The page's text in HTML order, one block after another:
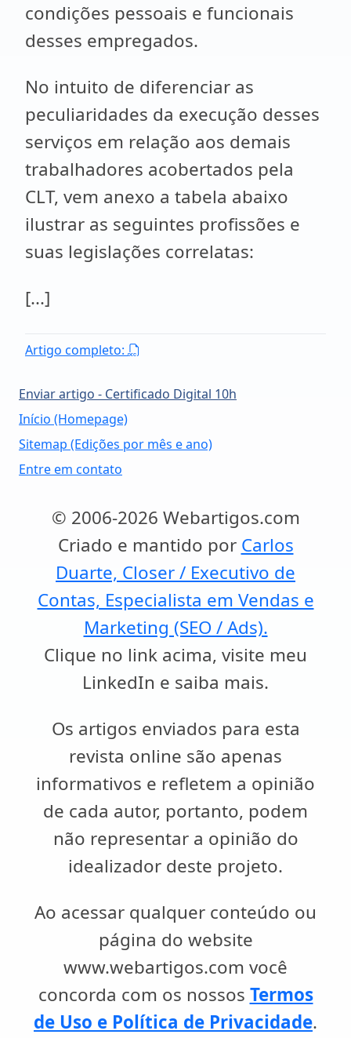
condições pessoais e funcionais
desses empregados.
No intuito de diferenciar as
peculiaridades da execução desses
serviços em relação aos demais
trabalhadores acobertados pela
CLT, vem anexo a tabela abaixo
ilustrar as seguintes profissões e
suas legislações correlatas:
[...]
Artigo completo:
Enviar artigo - Certificado Digital 10h
Início (Homepage)
Sitemap (Edições por mês e ano)
Entre em contato
© 2006-2026 Webartigos.com
Criado e mantido por Carlos
Duarte, Closer / Executivo de
Contas, Especialista em Vendas e
Marketing (SEO / Ads).
Clique no link acima, visite meu
LinkedIn e saiba mais.
Os artigos enviados para esta
revista online são apenas
informativos e refletem a opinião
de cada autor, portanto, podem
não representar a opinião do
idealizador deste projeto.
Ao acessar qualquer conteúdo ou
página do website
www.webartigos.com você
concorda com os nossos Termos
de Uso e Política de Privacidade.